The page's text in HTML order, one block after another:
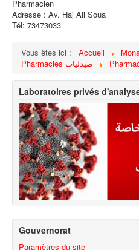
Pharmacien
Adresse : Av. Haj Ali Soua
Tél: 73473033
Vous êtes ici : Accueil
Laboratoires privés
Gouvernorat
Paramètres du site